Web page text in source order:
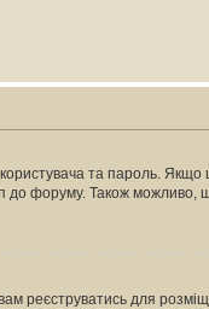
та пароль. Якщо
до форуму. Також можливо,
реєструватись для